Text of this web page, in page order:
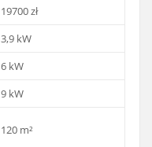
19700 zł
3,9 kW
6 kW
9 kW
120 m²